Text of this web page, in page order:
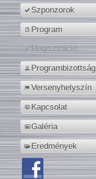
Szponzorok
Program
Regisztráció
Programbizottság
Versenyhelyszín
Kapcsolat
Galéria
Eredmények